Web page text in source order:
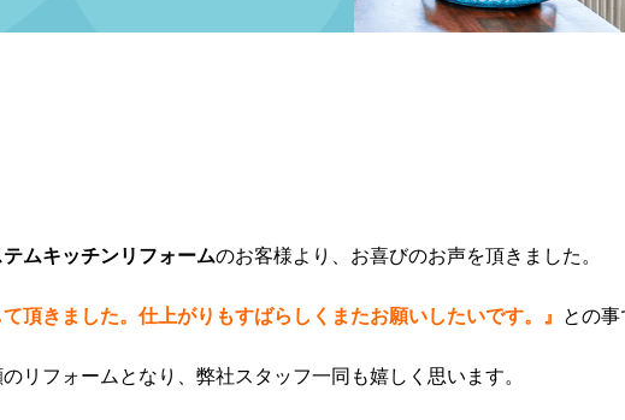
ムキッチンリフォームのお客様より、お喜びのお声を頂きました。
頂きました。仕上がりもすばらしくまたお願いしたいです。』 との
リフォームとなり、弊社スタッフ一同も嬉しく思います。